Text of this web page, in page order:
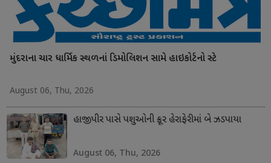
મુંદરાના ચાર ધાર્મિક સ્થળનાં ડિમોલિશન સામે હાઇકોર્ટનો સ્ટે
August 06, Thu, 2026
હાજીપીર પાસે પશુઓની ક્રૂર હેરાફેરીમાં બે ઝડપાયા
August 06, Thu, 2026